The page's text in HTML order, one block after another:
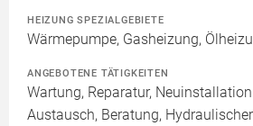
HEIZUNG SPEZIALGEBIETE
Wärmepumpe, Gasheizung,
ANGEBOTENE TÄTIGKEITEN
Wartung, Reparatur,
Austausch, Beratung,